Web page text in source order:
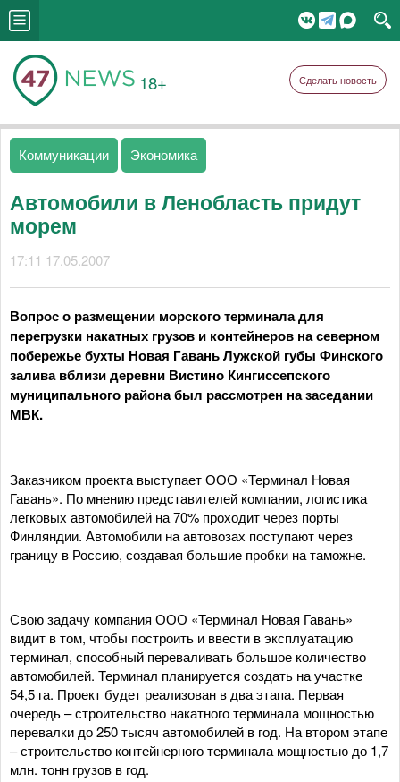
18+ Сделать новость
Коммуникации Экономика
Автомобили в Ленобласть придут
морем
17:11 17.05.2007
Вопрос о размещении морского терминала для
перегрузки накатных грузов и контейнеров на северном
побережье бухты Новая Гавань Лужской губы Финского
залива вблизи деревни Вистино Кингиссепского
муниципального района был рассмотрен на заседании
МВК.
Заказчиком проекта выступает ООО «Терминал Новая
Гавань». По мнению представителей компании, логистика
легковых автомобилей на 70% проходит через порты
Финляндии. Автомобили на автовозах поступают через
границу в Россию, создавая большие пробки на таможне.
Свою задачу компания ООО «Терминал Новая Гавань»
видит в том, чтобы построить и ввести в эксплуатацию
терминал, способный переваливать большое количество
автомобилей. Терминал планируется создать на участке
54,5 га. Проект будет реализован в два этапа. Первая
очередь – строительство накатного терминала мощностью
перевалки до 250 тысяч автомобилей в год. На втором этапе
– строительство контейнерного терминала мощностью до 1,7
млн. тонн грузов в год.